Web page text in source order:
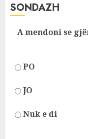
SONDAZH
A mendoni se
PO
JO
Nuk e di